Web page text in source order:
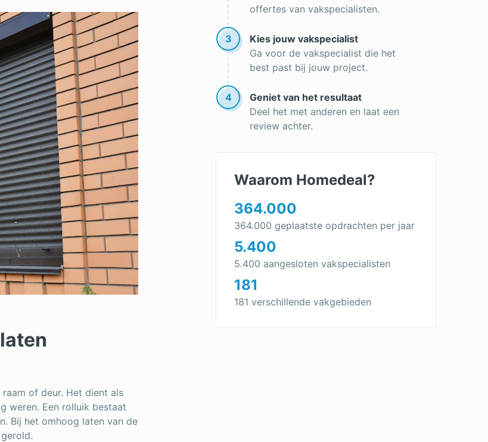
of deur. Het dient als
weren. Een rolluik bestaat
Bij het omhoog laten van de
Rolluiken op maat
Opbouwrolluik
Rolluik overkapping
Rolluik slaapkamer
Inbraakwerende rolluiken
Rolluik dakkapel
Rolluik bestellen
Rolluiken kopen
offertes van vakspecialisten.
3
Kies jouw vakspecialist
Ga voor de vakspecialist die het
best past bij jouw project.
4
Geniet van het resultaat
Deel het met anderen en laat een
review achter.
Waarom Homedeal?
364.000
364.000 geplaatste opdrachten per jaar
5.400
5.400 aangesloten vakspecialisten
181
181 verschillende vakgebieden